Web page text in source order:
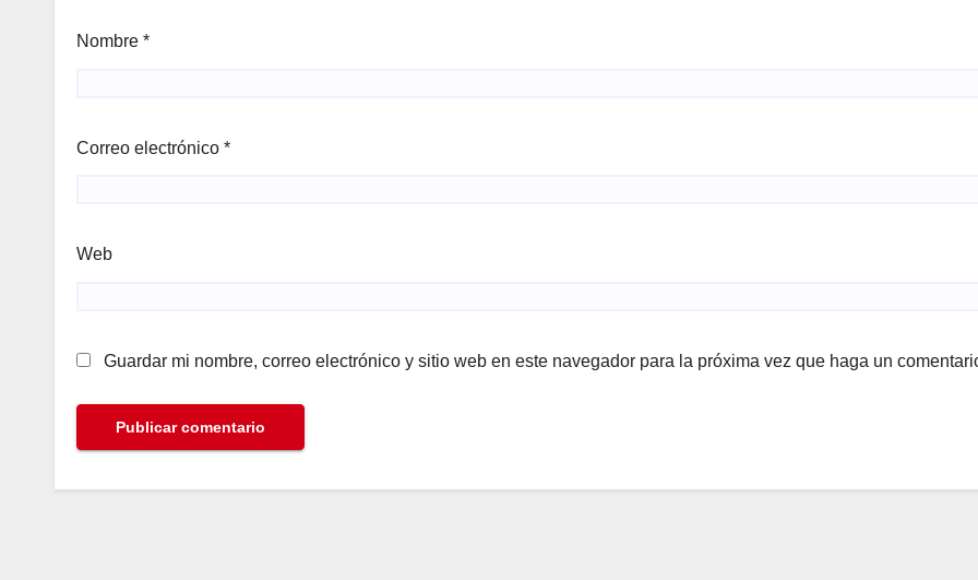
Nombre *
Correo electrónico *
Web
Guardar mi nombre, correo electrónico y sitio web en este navegador para la próxima vez que haga un